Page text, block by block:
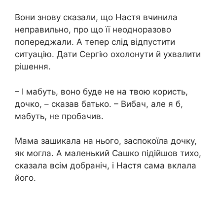
Вони знову сказали, що Настя вчинила
неправильно, про що її неодноразово
попереджали. А тепер слід відпустити
ситуацію. Дати Сергію охолонути й ухвалити
рішення.
– І мабуть, воно буде не на твою користь,
дочко, – сказав батько. – Вибач, але я б,
мабуть, не пробачив.
Мама зашикала на нього, заспокоїла дочку,
як могла. А маленький Сашко підійшов тихо,
сказала всім добраніч, і Настя сама вклала
його.